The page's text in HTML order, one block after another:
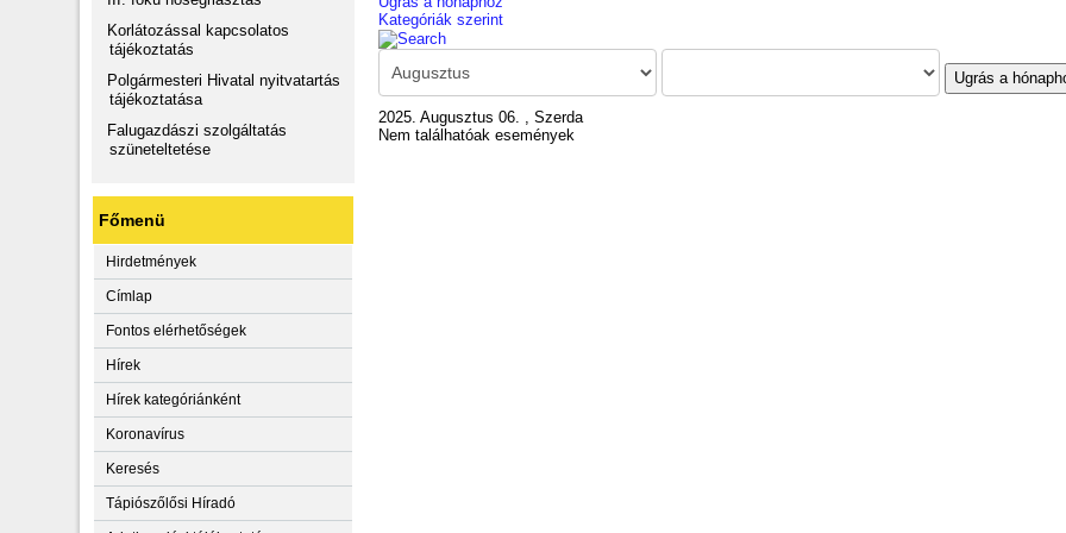
Korlátozással kapcsolatos
tájékoztatás
Polgármesteri Hivatal nyitvatartás
tájékoztatása
Falugazdászi szolgáltatás
szüneteltetése
Főmenü
Hirdetmények
Címlap
Fontos elérhetőségek
Hírek
Hírek kategóriánként
Koronavírus
Keresés
Tápiószőlősi Híradó
Kategóriák szerint
Ugrás a
2025. Augusztus 06. , Szerda
Nem találhatóak események